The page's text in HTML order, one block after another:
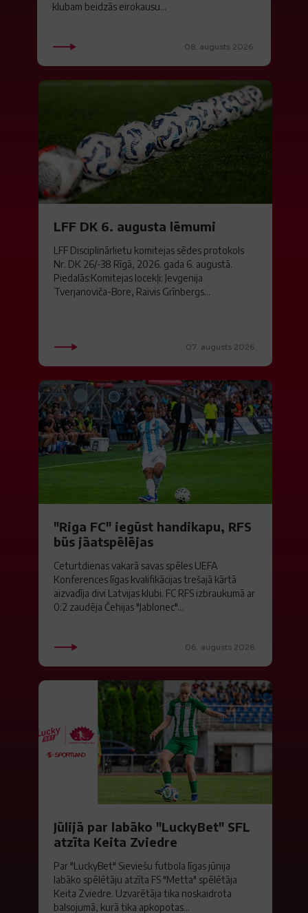
klubam beidzās eirokausu...
08. augusts 2026.
LFF DK 6. augusta lēmumi
LFF Disciplinārlietu komitejas sēdes protokols
Nr. DK 26/-38 Rīgā, 2026. gada 6. augustā.
Piedalās:Komitejas locekļi: Jevgenija
Tverjanoviča-Bore, Raivis Grīnbergs...
07. augusts 2026.
"Riga FC" iegūst handikapu, RFS
būs jāatspēlējas
Ceturtdienas vakarā savas spēles UEFA
Konferences līgas kvalifikācijas trešajā kārtā
aizvadīja divi Latvijas klubi. FC RFS izbraukumā ar
0:2 zaudēja Čehijas "Jablonec"...
06. augusts 2026.
Jūlijā par labāko "LuckyBet" SFL
atzīta Keita Zviedre
Par "LuckyBet" Sieviešu futbola līgas jūnija
labāko spēlētāju atzīta FS "Metta" spēlētāja
Keita Zviedre. Uzvarētāja tika noskaidrota
balsojumā, kurā tika apkopotas...